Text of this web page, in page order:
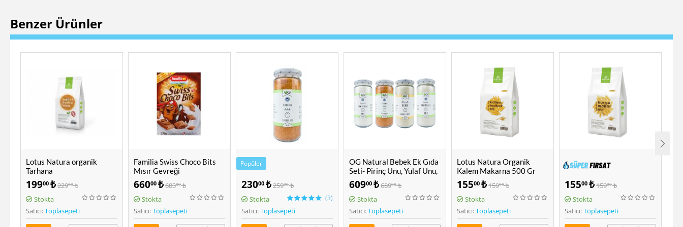
Benzer Ürünler
Familia Swiss Choco Bits
Mısır Gevreği
66000 ₺68300 ₺
Stokta
Satıcı:Toplasepeti
Popüler
OG Natural Organik Bebek
Tarhanası 400 Gr
23000 ₺25900 ₺
Stokta
(3)
Satıcı:Toplasepeti
OG Natural Bebek Ek Gıda
Seti- Pirinç Unu, Yulaf Unu,
Tarhana ve Muhallebi
60900 ₺68900 ₺
Stokta
Satıcı:Toplasepeti
Lotus Natura Organik
Kalem Makarna 500 Gr
15500 ₺15900 ₺
Stokta
Satıcı:Toplasepeti
Çok Al Az Öde!
Lotus Natura Organik
Burgu Makarna 500 Gr
15500 ₺15900 ₺
Stokta
Satıcı:Toplasepeti
Tellioğlu Pizza Unu 1 Kg
7840 ₺ 8490 ₺
Stokta
(2)
Satıcı:Toplasepeti